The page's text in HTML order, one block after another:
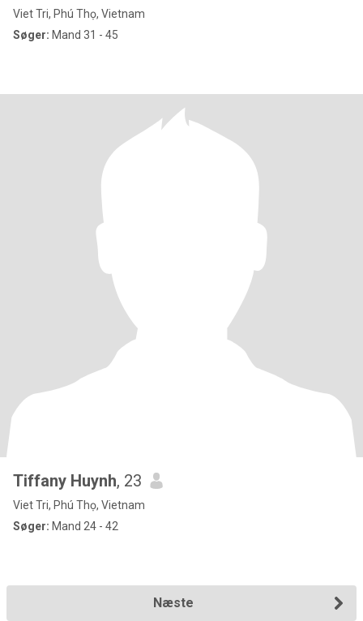
Viet Tri, Phú Thọ, Vietnam
Søger: Mand 31 - 45
Tiffany Huynh, 23
Viet Tri, Phú Thọ, Vietnam
Søger: Mand 24 - 42
Næste